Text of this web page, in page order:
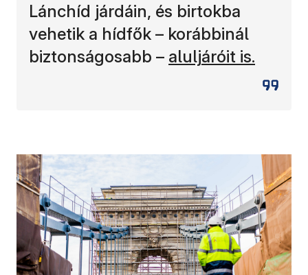
Lánchíd járdáin, és birtokba
vehetik a hídfők – korábbinál
biztonságosabb – aluljáróit is.